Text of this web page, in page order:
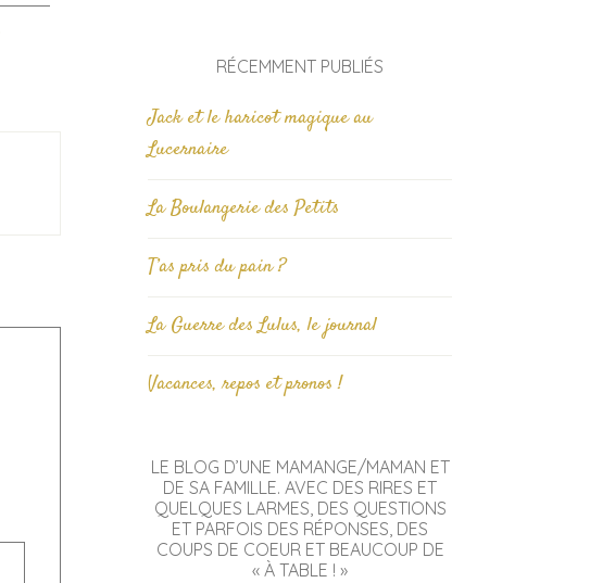
RÉCEMMENT PUBLIÉS
Jack et le haricot magique au
Lucernaire
La Boulangerie des Petits
T’as pris du pain ?
La Guerre des Lulus, le journal
Vacances, repos et pronos !
LE BLOG D’UNE MAMANGE/MAMAN ET
DE SA FAMILLE. AVEC DES RIRES ET
QUELQUES LARMES, DES QUESTIONS
ET PARFOIS DES RÉPONSES, DES
COUPS DE COEUR ET BEAUCOUP DE
« À TABLE ! »